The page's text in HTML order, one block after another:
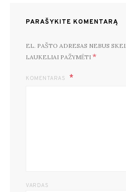
PARAŠYKITE KOMENTARĄ
EL. PAŠTO ADRESAS NEBUS
LAUKELIAI PAŽYMĖTI *
KOMENTARAS
VARDAS